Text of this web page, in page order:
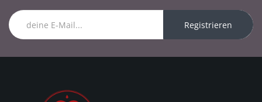
Registrieren